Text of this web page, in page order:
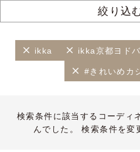
絞り込
ikka ikka京都ヨド
#きれいめカ
検索条件に該当するコーディ
んでした。 検索条件を変